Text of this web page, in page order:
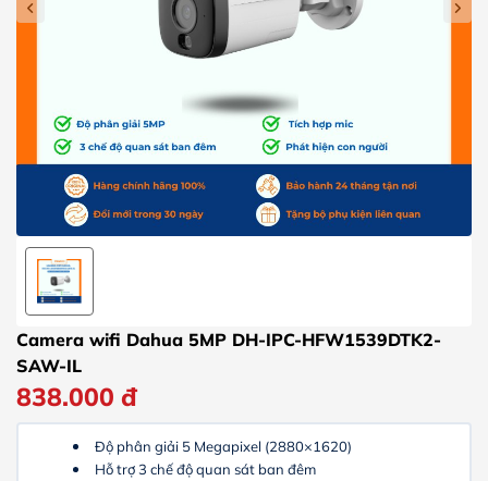
Camera wifi Dahua 5MP DH-IPC-HFW1539DTK2-
SAW-IL
838.000 đ
Độ phân giải 5 Megapixel (2880×1620)
Hỗ trợ 3 chế độ quan sát ban đêm